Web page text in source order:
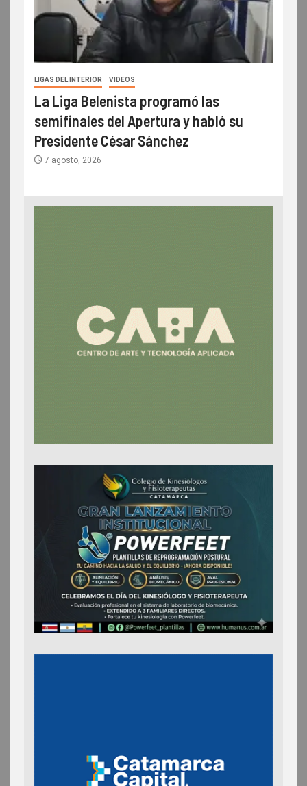
LIGAS DEL INTERIOR VIDEOS
La Liga Belenista programó las
semifinales del Apertura y habló su
Presidente César Sánchez
7 agosto, 2026